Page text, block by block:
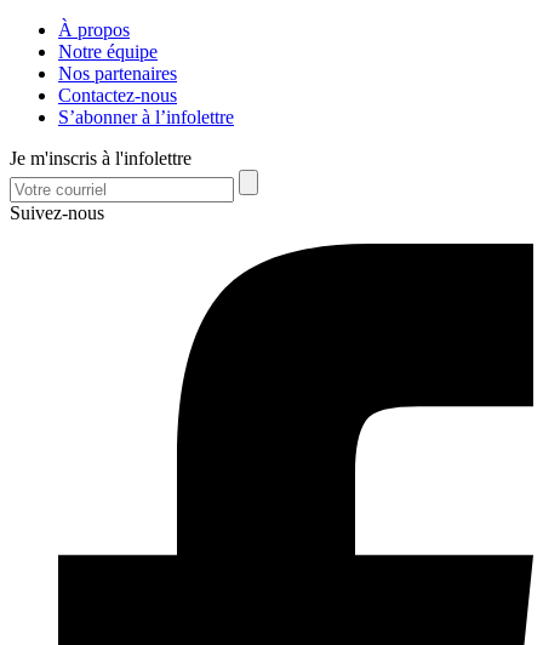
À propos
Notre équipe
Nos partenaires
Contactez-nous
S’abonner à l’infolettre
Je m'inscris à l'infolettre
Suivez-nous